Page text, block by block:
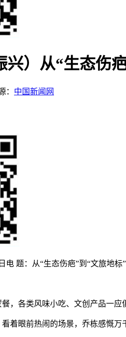
兴）从“生态伤
： 中国新闻网
电 题：从“生态伤疤”到“文旅地标
各类风味小吃、文创产品一应
眼前热闹的场景，乔栋感慨万